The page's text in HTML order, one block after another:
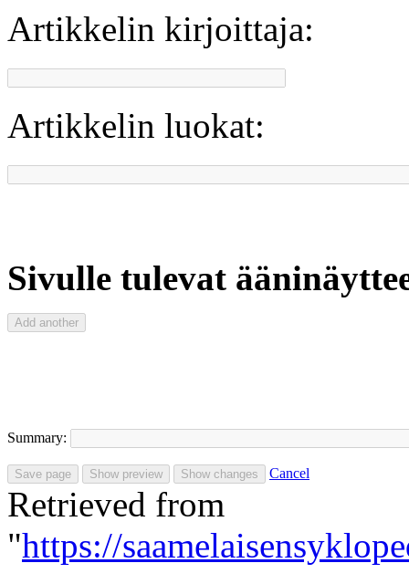
Artikkelin kirjoittaja:
Artikkelin luokat:
Sivulle tulevat
Summary:
Cancel
Retrieved from
"https://